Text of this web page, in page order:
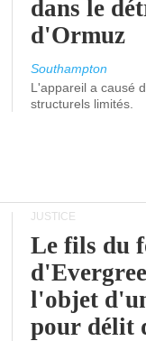
dans le
d'Ormuz
Southampton
L'appareil a causé
structurels limités.
JUSTICE
Le fils du
l'objet
pour délit